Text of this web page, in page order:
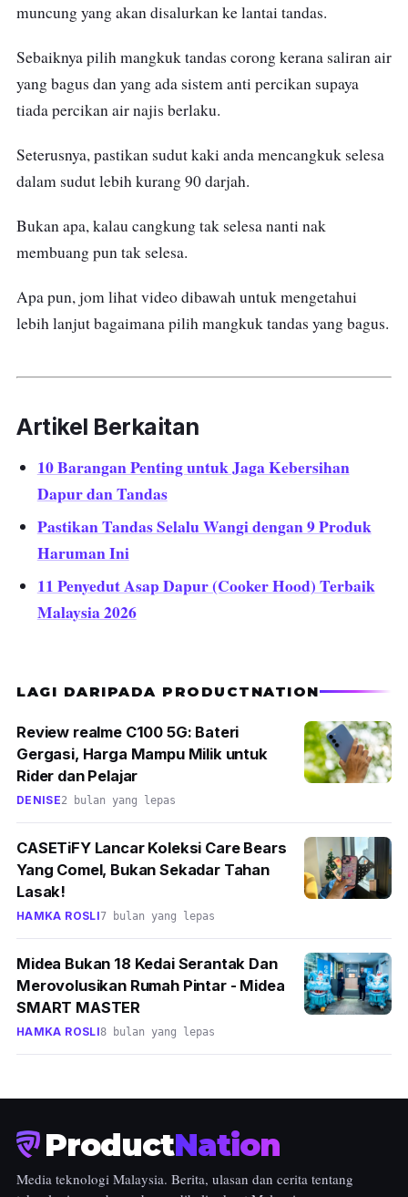
muncung yang akan disalurkan ke lantai tandas.
Sebaiknya pilih mangkuk tandas corong kerana saliran air
yang bagus dan yang ada sistem anti percikan supaya
tiada percikan air najis berlaku.
Seterusnya, pastikan sudut kaki anda mencangkuk selesa
dalam sudut lebih kurang 90 darjah.
Bukan apa, kalau cangkung tak selesa nanti nak
membuang pun tak selesa.
Apa pun, jom lihat video dibawah untuk mengetahui
lebih lanjut bagaimana pilih mangkuk tandas yang bagus.
Artikel Berkaitan
10 Barangan Penting untuk Jaga Kebersihan
Dapur dan Tandas
Pastikan Tandas Selalu Wangi dengan 9 Produk
Haruman Ini
11 Penyedut Asap Dapur (Cooker Hood) Terbaik
Malaysia 2026
LAGI DARIPADA PRODUCTNATION
Review realme C100 5G: Bateri
Gergasi, Harga Mampu Milik untuk
Rider dan Pelajar
DENISE2 bulan yang lepas
CASETiFY Lancar Koleksi Care Bears
Yang Comel, Bukan Sekadar Tahan
Lasak!
HAMKA ROSLI7 bulan yang lepas
Midea Bukan 18 Kedai Serantak Dan
Merovolusikan Rumah Pintar - Midea
SMART MASTER
HAMKA ROSLI8 bulan yang lepas
ProductNation
Media teknologi Malaysia. Berita, ulasan dan cerita tentang